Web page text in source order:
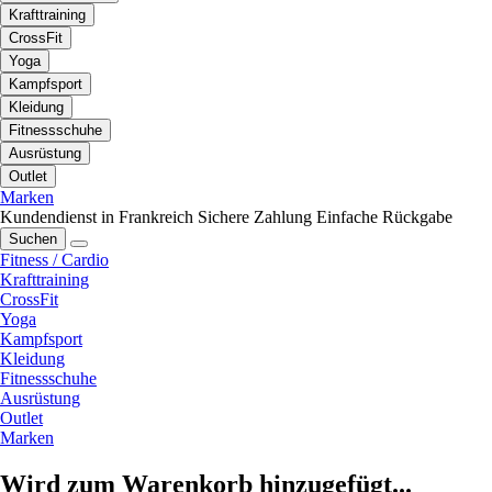
Krafttraining
CrossFit
Yoga
Kampfsport
Kleidung
Fitnessschuhe
Ausrüstung
Outlet
Marken
Kundendienst in Frankreich Sichere Zahlung Einfache Rückgabe
Suchen
Fitness / Cardio
Krafttraining
CrossFit
Yoga
Kampfsport
Kleidung
Fitnessschuhe
Ausrüstung
Outlet
Marken
Wird zum Warenkorb hinzugefügt...